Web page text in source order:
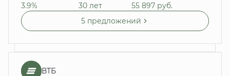
3.9% 30 лет 55 897 руб.
5 предложений
ВТБ